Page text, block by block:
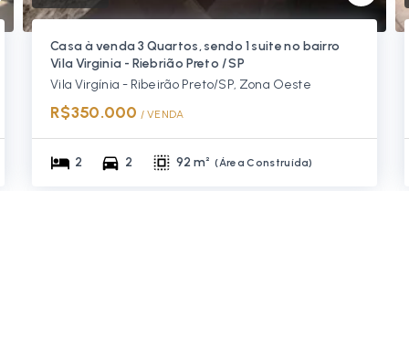
Casa à venda 3 Quartos, sendo 1 suite no bairro
Vila Virginia - Riebrião Preto / SP
Vila Virgínia - Ribeirão Preto/SP, Zona Oeste
R$350.000 / VENDA
2 2 92 m² (Área Construída)